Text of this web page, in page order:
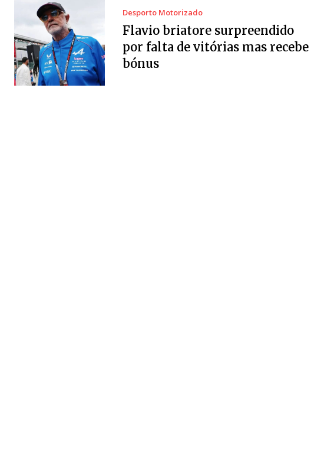
Desporto Motorizado
Flavio briatore surpreendido
por falta de vitórias mas recebe
bónus